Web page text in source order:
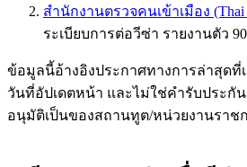
สำนักงานตรวจคนเข้าเมือง (Thai
ระเบียบการต่อวีซ่า รายงานตัว
ข้อมูลนี้อ้างอิงประกาศทางการล่าสุด
วันที่อัปเดตหน้า และไม่ใช่คำรับประกั
อนุมัติเป็นของสถานทูต/หน่วยงานราช